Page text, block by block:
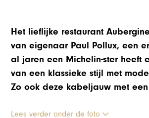
Het lieflijke restaurant
van eigenaar Paul Pollux, een
al jaren een Michelin-ster heeft
van een klassieke stijl met
Zo ook deze kabeljauw met een
Lees verder onder de foto